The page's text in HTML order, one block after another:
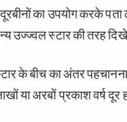
का उपयोग करके
उज्ज्वल स्टार की तरह
के बीच का अंतर
या अरबों प्रकाश वर्ष दूर